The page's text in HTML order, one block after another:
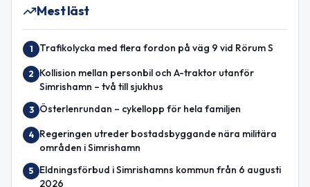
Mest läst
1 Trafikolycka med flera fordon på väg 9 vid Rörum S
2
Kollision mellan personbil och A-traktor utanför
Simrishamn – två till sjukhus
3 Österlenrundan – cykellopp för hela familjen
4
Regeringen utreder bostadsbyggande nära militära
områden i Simrishamn
5
Eldningsförbud i Simrishamns kommun från 6 augusti
2026